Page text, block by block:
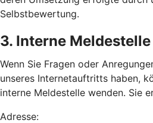
Selbstbewertung.
3. Interne Meldestelle
Wenn Sie Fragen oder
unseres Internetauftritts haben,
interne Meldestelle wenden. Sie
Adresse: